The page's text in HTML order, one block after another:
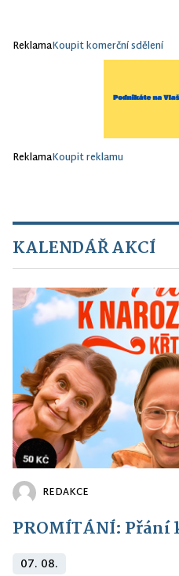
ReklamaKoupit komerční sdělení
ReklamaKoupit reklamu
KALENDÁŘ AKCÍ
REDAKCE
PROMÍTÁNÍ:
07. 08.